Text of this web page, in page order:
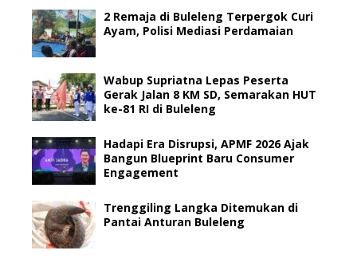
2 Remaja di Buleleng Terpergok Curi
Ayam, Polisi Mediasi Perdamaian
Wabup Supriatna Lepas Peserta
Gerak Jalan 8 KM SD, Semarakan HUT
ke-81 RI di Buleleng
Hadapi Era Disrupsi, APMF 2026 Ajak
Bangun Blueprint Baru Consumer
Engagement
Trenggiling Langka Ditemukan di
Pantai Anturan Buleleng